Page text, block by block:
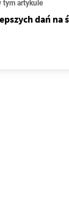
tym artykule
dań na